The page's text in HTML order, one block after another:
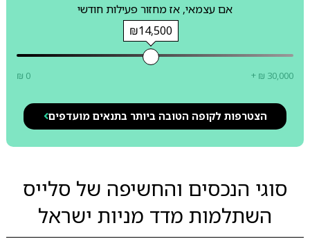
אם עצמאי, אז מחזור פעילות חודשי
₪14,500
₪ 0 + ₪ 30,000
הצטרפות לקופה הטובה ביותר בתנאים מועדפים
סוגי הנכסים והחשיפה של סלייס
השתלמות מדד מניות ישראל